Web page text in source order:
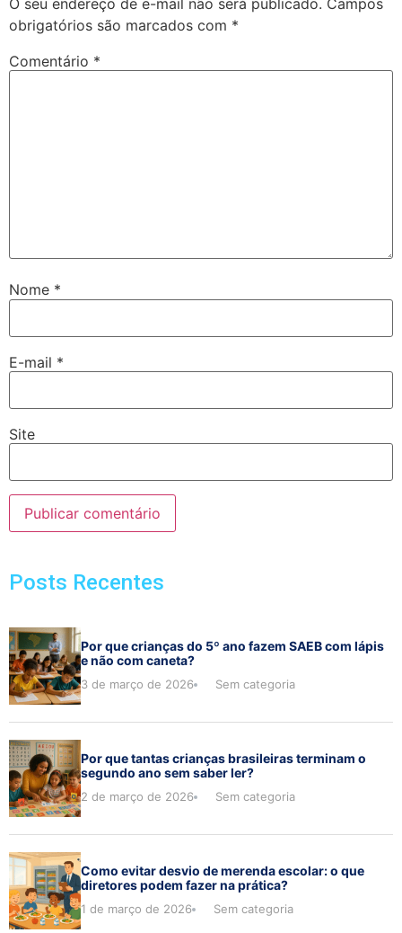
obrigatórios são marcados com *
Comentário *
Nome *
E-mail *
Site
Posts Recentes
Por que crianças do 5º ano fazem SAEB com lápis
e não com caneta?
3 de março de 2026 Sem categoria
Por que tantas crianças brasileiras terminam o
segundo ano sem saber ler?
2 de março de 2026 Sem categoria
Como evitar desvio de merenda escolar: o que
diretores podem fazer na prática?
1 de março de 2026 Sem categoria